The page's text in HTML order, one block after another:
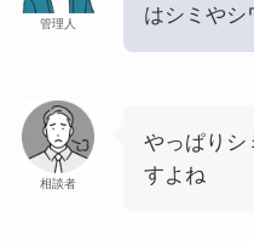
管理人
はシミやシ
相談者
やっぱりシ
すよね